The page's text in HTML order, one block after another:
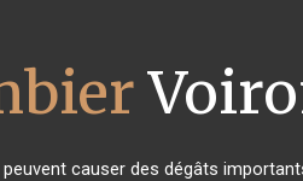
causer des dégâts